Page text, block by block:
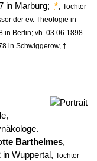
in Marburg; *, Tochter
der ev. Theologie in
in Berlin; vh. 03.06.1898
in Schwiggerow, †
Barthelmes,
in Wuppertal, Tochter